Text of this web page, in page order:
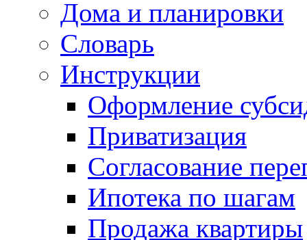
Дома и планировки
Словарь
Инструкции
Оформление
Приватизация
Согласование
Ипотека по шагам
Продажа квартиры